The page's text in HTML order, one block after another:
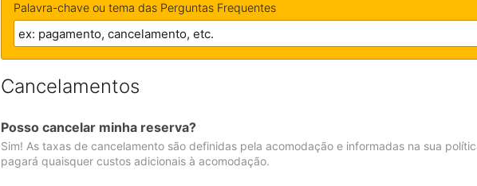
Palavra-chave ou tema das Perguntas Frequentes
Cancelamentos
Posso cancelar minha reserva?
Sim! As taxas de cancelamento são definidas pela acomodação e informadas na sua
pagará quaisquer custos adicionais à acomodação.